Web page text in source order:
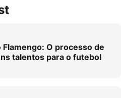
O processo de
talentos para o futebol